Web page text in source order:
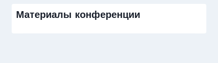
Материалы конференции